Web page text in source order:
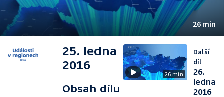
26 min
25. ledna
2016
Obsah dílu
26 min
Další
díl
26.
ledna
2016